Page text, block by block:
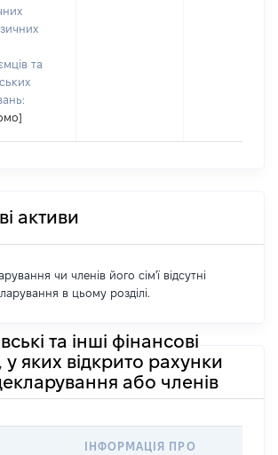
та
активи
чи членів його сім'ї відсутні
в цьому розділі.
та інші фінансові
у яких відкрито рахунки
або членів
ІНФОРМАЦІЯ ПРО